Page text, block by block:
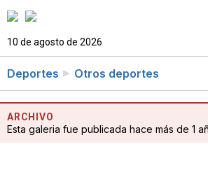
10 de agosto de 2026
Deportes Otros deportes
ARCHIVO
Esta galeria fue publicada hace más de 1